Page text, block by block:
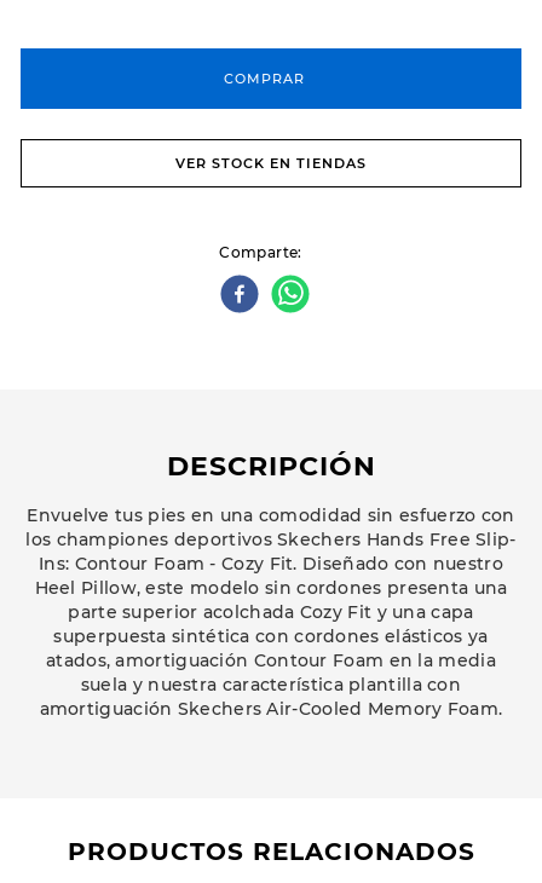
COMPRAR
VER STOCK EN TIENDAS
Comparte
DESCRIPCIÓN
Envuelve tus pies en una comodidad sin esfuerzo con
los championes deportivos Skechers Hands Free Slip-
Ins: Contour Foam - Cozy Fit. Diseñado con nuestro
Heel Pillow, este modelo sin cordones presenta una
parte superior acolchada Cozy Fit y una capa
superpuesta sintética con cordones elásticos ya
atados, amortiguación Contour Foam en la media
suela y nuestra característica plantilla con
amortiguación Skechers Air-Cooled Memory Foam.
PRODUCTOS RELACIONADOS